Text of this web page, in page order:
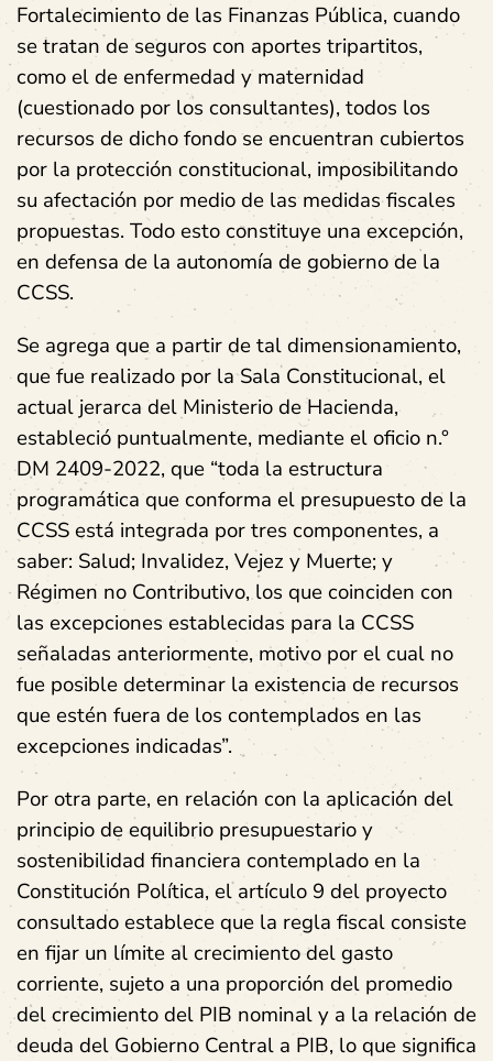
Fortalecimiento de las Finanzas Pública, cuando
se tratan de seguros con aportes tripartitos,
como el de enfermedad y maternidad
(cuestionado por los consultantes), todos los
recursos de dicho fondo se encuentran cubiertos
por la protección constitucional, imposibilitando
su afectación por medio de las medidas fiscales
propuestas. Todo esto constituye una excepción,
en defensa de la autonomía de gobierno de la
CCSS.
Se agrega que a partir de tal dimensionamiento,
que fue realizado por la Sala Constitucional, el
actual jerarca del Ministerio de Hacienda,
estableció puntualmente, mediante el oficio n.°
DM 2409-2022, que “toda la estructura
programática que conforma el presupuesto de la
CCSS está integrada por tres componentes, a
saber: Salud; Invalidez, Vejez y Muerte; y
Régimen no Contributivo, los que coinciden con
las excepciones establecidas para la CCSS
señaladas anteriormente, motivo por el cual no
fue posible determinar la existencia de recursos
que estén fuera de los contemplados en las
excepciones indicadas”.
Por otra parte, en relación con la aplicación del
principio de equilibrio presupuestario y
sostenibilidad financiera contemplado en la
Constitución Política, el artículo 9 del proyecto
consultado establece que la regla fiscal consiste
en fijar un límite al crecimiento del gasto
corriente, sujeto a una proporción del promedio
del crecimiento del PIB nominal y a la relación de
deuda del Gobierno Central a PIB, lo que significa